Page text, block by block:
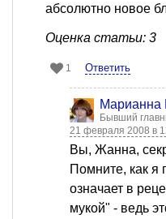
абсолютно новое
Оценка статьи: 3
1 Ответить
Марианна
Бывший
21 февраля 2008 в
Вы, Жанна,
Помните, как я
означает в
мукой" - ведь